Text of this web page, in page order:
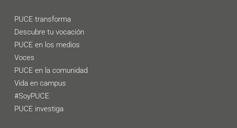
PUCE transforma
Descubre tu vocación
PUCE en los medios
Voces
PUCE en la comunidad
Vida en campus
#SoyPUCE
PUCE investiga